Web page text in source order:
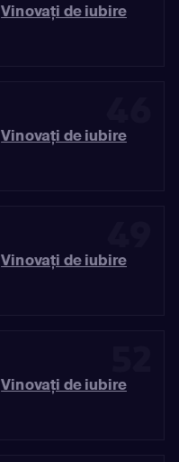
Vinovaţi de iubire
Vinovaţi de iubire
Vinovaţi de iubire
Vinovaţi de iubire